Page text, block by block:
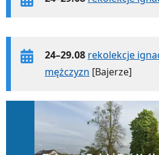
24–29.08 rekolekcje
mężczyzn [Bajerze]